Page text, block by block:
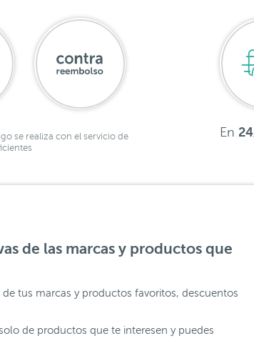
se realiza con el servicio de
En
de las marcas y productos que
tus marcas y productos favoritos, descuentos
de productos que te interesen y puedes